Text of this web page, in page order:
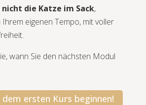
nicht die Katze im Sack,
eigenen Tempo, mit voller
wann Sie den nächsten Modul
ersten Kurs beginnen!